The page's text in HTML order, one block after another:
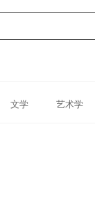
文学 艺术学